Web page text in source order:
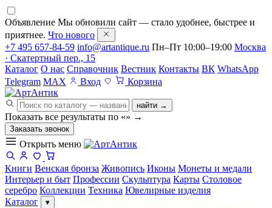
Объявление Мы обновили сайт — стало удобнее, быстрее и
приятнее. Что нового
+7 495 657-84-59 info@artantique.ru Пн–Пт 10:00–19:00 Москва
· Скатертный пер., 15
Каталог О нас Справочник Вестник Контакты ВК WhatsApp
Telegram MAX Вход Корзина
найти →
Показать все результаты по «» →
Заказать звонок
Открыть меню
Книги Венская бронза Живопись Иконы Монеты и медали
Интерьер и быт Профессии Скульптура Карты Столовое
серебро Коллекции Техника Ювелирные изделия
Каталог
▾